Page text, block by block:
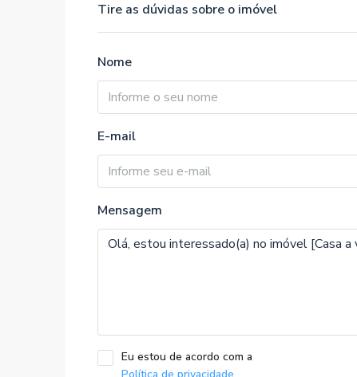
Tire as dúvidas sobre o imóvel
Nome
E-mail
Mensagem
Eu estou de acordo com a